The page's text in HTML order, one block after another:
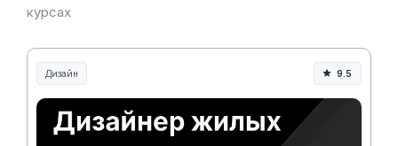
курсах
Дизайн 9.5